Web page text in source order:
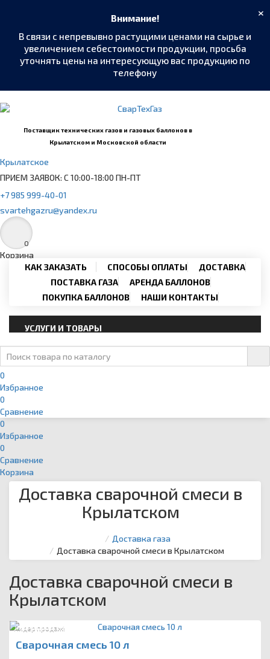
Внимание!
В связи с непревывно растущими ценами на сырье и
увеличением себестоимости продукции, просьба
уточнять цены на интересующую вас продукцию по
телефону
×
Поставщик технических газов и газовых баллонов в
Крылатском и Московской области
Крылатское
ПРИЕМ ЗАЯВОК: С 10:00-18:00 ПН-ПТ
+7 985 999-40-01
svartehgazru@yandex.ru
0
Корзина
КАК ЗАКАЗАТЬ
СПОСОБЫ ОПЛАТЫ
ДОСТАВКА
ПОСТАВКА ГАЗА
АРЕНДА БАЛЛОНОВ
ПОКУПКА БАЛЛОНОВ
НАШИ КОНТАКТЫ
УСЛУГИ И ТОВАРЫ
0
Избранное
0
Сравнение
0
Избранное
0
Сравнение
Корзина
Доставка сварочной смеси в
Крылатском
Доставка газа
Доставка сварочной смеси в Крылатском
Доставка сварочной смеси в
Крылатском
Лидер продаж!
Сварочная смесь 10 л
Email
svartehgazru@yandex.ru